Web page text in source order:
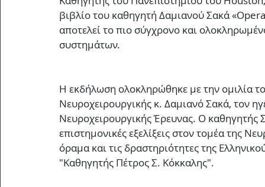
βιβλίο του καθηγητή Δαμιανού Σακά
αποτελεί το πιο σύγχρονο και
συστημάτων.
Η εκδήλωση ολοκληρώθηκε με την ομιλία
Νευροχειρουργικής κ. Δαμιανό Σακά, τον
Νευροχειρουργικής Έρευνας. Ο καθηγητής
επιστημονικές εξελίξεις στον τομέα της
όραμα και τις δραστηριότητες της
"Καθηγητής Πέτρος Σ. Κόκκαλης".